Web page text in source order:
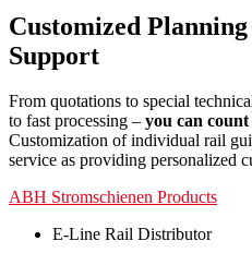
Customized
Support
From quotations to special
to fast processing – you can count
Customization of individual rail
service as providing personalized
ABH Stromschienen Products
E-Line Rail Distributor